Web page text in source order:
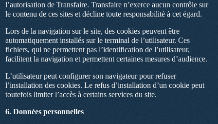
l’autorisation de Transfaire. Transfaire n’exerce aucun contrôle sur
le contenu de ces sites et décline toute responsabilité à cet égard.
Lors de la navigation sur le site, des cookies peuvent être
automatiquement installés sur le terminal de l’utilisateur. Ces
fichiers, qui ne permettent pas l’identification de l’utilisateur,
facilitent la navigation et permettent certaines mesures d’audience.
L’utilisateur peut configurer son navigateur pour refuser
l’installation des cookies. Le refus d’installation d’un cookie peut
toutefois limiter l’accès à certains services du site.
6. Données personnelles